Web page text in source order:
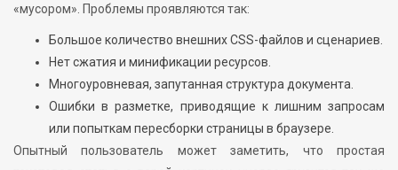
«мусором». Проблемы проявляются так:
Большое количество внешних CSS-файлов и сценариев.
Нет сжатия и минификации ресурсов.
Многоуровневая, запутанная структура документа.
Ошибки в разметке, приводящие к лишним запросам
или попыткам пересборки страницы в браузере.
Опытный пользователь может заметить, что простая